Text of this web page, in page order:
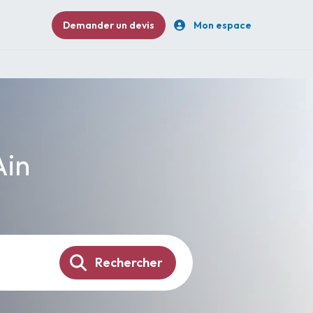
Demander un devis Mon espace
Rechercher